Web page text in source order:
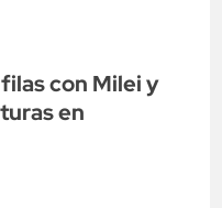
con Milei y
en